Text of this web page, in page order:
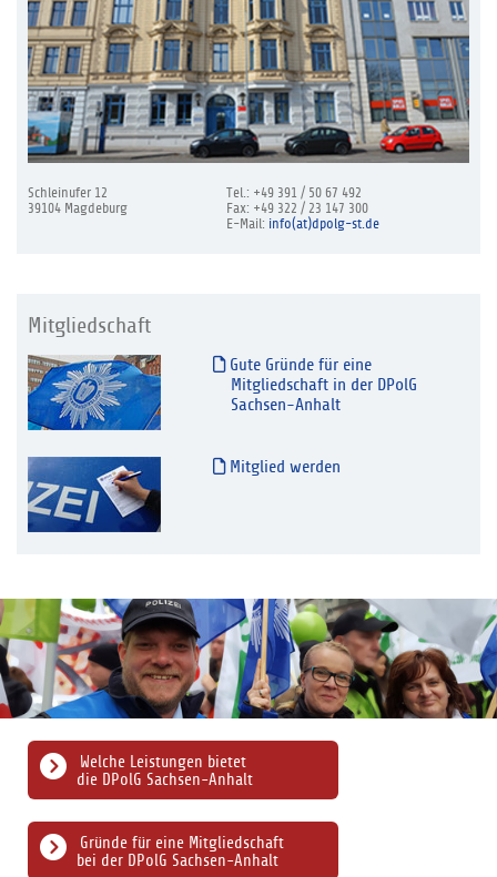
Schleinufer 12
39104 Magdeburg
Tel.: +49 391 / 50 67 492
Fax: +49 322 / 23 147 300
E-Mail: info(at)dpolg-st.de
Mitgliedschaft
Gute Gründe für eine
Mitgliedschaft in der DPolG
Sachsen-Anhalt
Mitglied werden
Gründe für eine Mitgliedschaft
bei der DPolG Sachsen-Anhalt
Welche Leistungen bietet
die DPolG Sachsen-Anhalt